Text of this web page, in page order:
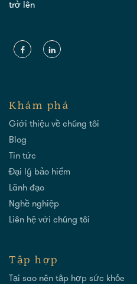
trở lên
Khám phá
Giới thiệu về chúng tôi
Blog
Tin tức
Đại lý bảo hiểm
Lãnh đạo
Nghề nghiệp
Liên hệ với chúng tôi
Tập hợp
Tại sao nên tập hợp sức khỏe